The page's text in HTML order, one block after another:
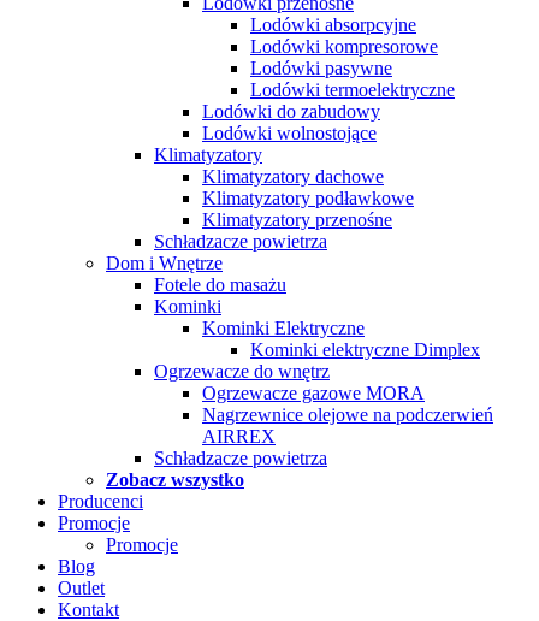
Lodówki absorpcyjne
Lodówki kompresorowe
Lodówki pasywne
Lodówki termoelektryczne
Lodówki do zabudowy
Lodówki wolnostojące
Klimatyzatory
Klimatyzatory dachowe
Klimatyzatory podławkowe
Klimatyzatory przenośne
Schładzacze powietrza
Dom i Wnętrze
Fotele do masażu
Kominki
Kominki Elektryczne
Kominki elektryczne Dimplex
Ogrzewacze do wnętrz
Ogrzewacze gazowe MORA
Nagrzewnice olejowe na podczerwień
AIRREX
Schładzacze powietrza
Zobacz wszystko
Producenci
Promocje
Promocje
Blog
Outlet
Kontakt